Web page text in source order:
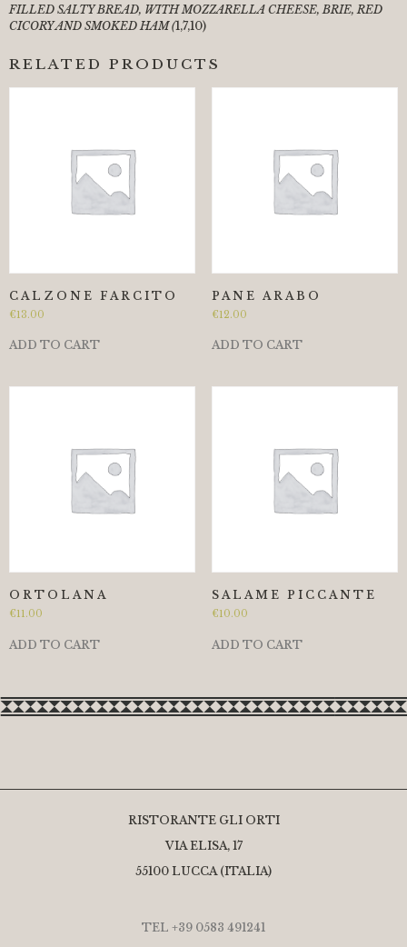
FILLED SALTY BREAD, WITH MOZZARELLA CHEESE, BRIE, RED
CICORY AND SMOKED HAM(1,7,10)
RELATED PRODUCTS
CALZONE FARCITO
€13.00
ADD TO CART
PANE ARABO
€12.00
ADD TO CART
ORTOLANA
€11.00
ADD TO CART
SALAME PICCANTE
€10.00
ADD TO CART
RISTORANTE GLI ORTI
VIA ELISA, 17
55100 LUCCA (ITALIA)
TEL +39 0583 491241